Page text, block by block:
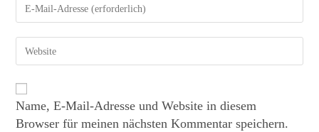
Name, E-Mail-Adresse und Website in diesem
Browser für meinen nächsten Kommentar speichern.